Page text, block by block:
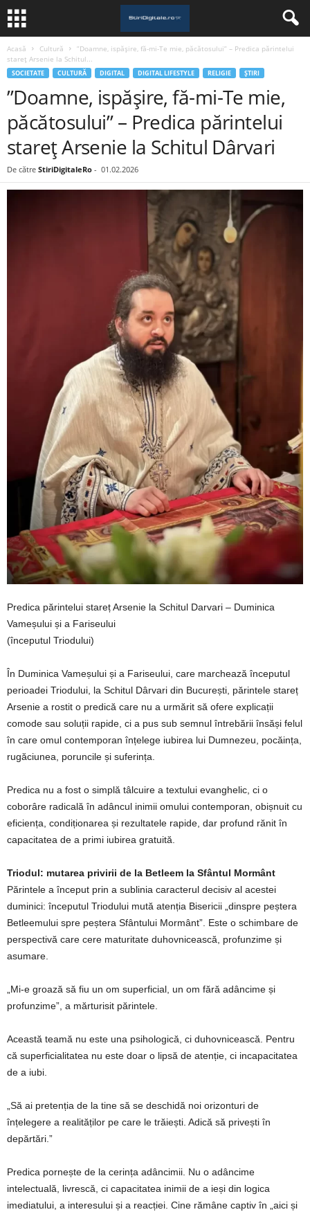
Acasă Cultură
”Doamne, ispășire, fă-mi-Te mie, păcătosului” – Predica părintelui
stareț Arsenie la Schitul...
SOCIETATE CULTURĂ DIGITAL DIGITAL LIFESTYLE RELIGIE ȘTIRI
”Doamne, ispășire, fă-mi-Te mie,
păcătosului” – Predica părintelui
stareț Arsenie la Schitul Dârvari
De către StiriDigitaleRo - 01.02.2026
Predica părintelui stareț Arsenie la Schitul Darvari – Duminica
Vameșului și a Fariseului
(începutul Triodului)
În Duminica Vameșului și a Fariseului, care marchează începutul
perioadei Triodului, la Schitul Dârvari din București, părintele stareț
Arsenie a rostit o predică care nu a urmărit să ofere explicații
comode sau soluții rapide, ci a pus sub semnul întrebării însăși felul
în care omul contemporan înțelege iubirea lui Dumnezeu, pocăința,
rugăciunea, poruncile și suferința.
Predica nu a fost o simplă tâlcuire a textului evanghelic, ci o
coborâre radicală în adâncul inimii omului contemporan, obișnuit cu
eficiența, condiționarea și rezultatele rapide, dar profund rănit în
capacitatea de a primi iubirea gratuită.
Triodul: mutarea privirii de la Betleem la Sfântul Mormânt
Părintele a început prin a sublinia caracterul decisiv al acestei
duminici: începutul Triodului mută atenția Bisericii „dinspre peștera
Betleemului spre peștera Sfântului Mormânt”. Este o schimbare de
perspectivă care cere maturitate duhovnicească, profunzime și
asumare.
„Mi-e groază să fiu un om superficial, un om fără adâncime și
profunzime”, a mărturisit părintele.
Această teamă nu este una psihologică, ci duhovnicească. Pentru
că superficialitatea nu este doar o lipsă de atenție, ci incapacitatea
de a iubi.
„Să ai pretenția de la tine să se deschidă noi orizonturi de
înțelegere a realităților pe care le trăiești. Adică să privești în
depărtări.”
Predica pornește de la cerința adâncimii. Nu o adâncime
intelectuală, livrescă, ci capacitatea inimii de a ieși din logica
imediatului, a interesului și a reacției. Cine rămâne captiv în „aici și